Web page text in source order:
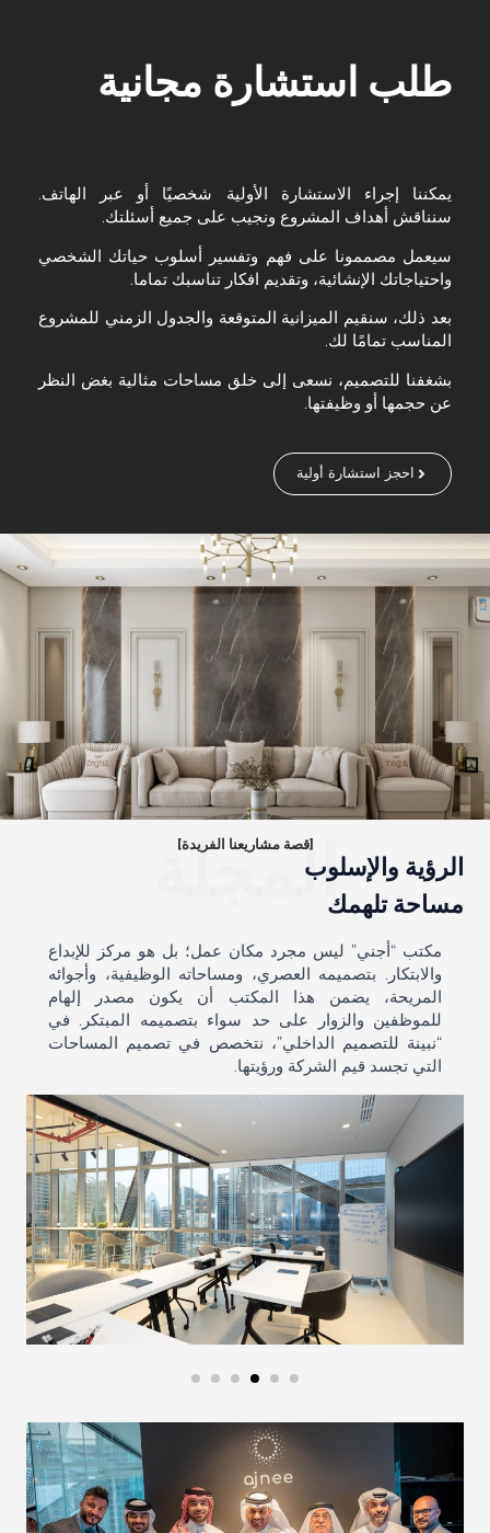
طلب استشارة مجانية
يمكننا إجراء الاستشارة الأولية شخصيًا أو عبر الهاتف.
سنناقش أهداف المشروع ونجيب على جميع أسئلتك.
سيعمل مصممونا على فهم وتفسير أسلوب حياتك الشخصي
واحتياجاتك الإنشائية، وتقديم افكار تناسبك تماما.
بعد ذلك، سنقيم الميزانية المتوقعة والجدول الزمني للمشروع
المناسب تمامًا لك.
بشغفنا للتصميم، نسعى إلى خلق مساحات مثالية بغض النظر
عن حجمها أو وظيفتها.
احجز استشارة أولية
المجلة
[قصة مشاريعنا الفريدة]
الرؤية والإسلوب
مساحة تلهمك
مكتب “أجني” ليس مجرد مكان عمل؛ بل هو مركز للإبداع
والابتكار. بتصميمه العصري، ومساحاته الوظيفية، وأجوائه
المريحة، يضمن هذا المكتب أن يكون مصدر إلهام
للموظفين والزوار على حد سواء بتصميمه المبتكر. في
“نبينة للتصميم الداخلي”، نتخصص في تصميم المساحات
التي تجسد قيم الشركة ورؤيتها.